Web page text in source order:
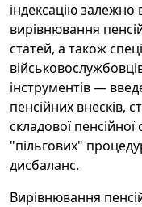
індексацію залежно
вирівнювання
статей, а також
інструментів —
пенсійних внесків,
складової
"пільгових"
дисбаланс.
Вирівнювання